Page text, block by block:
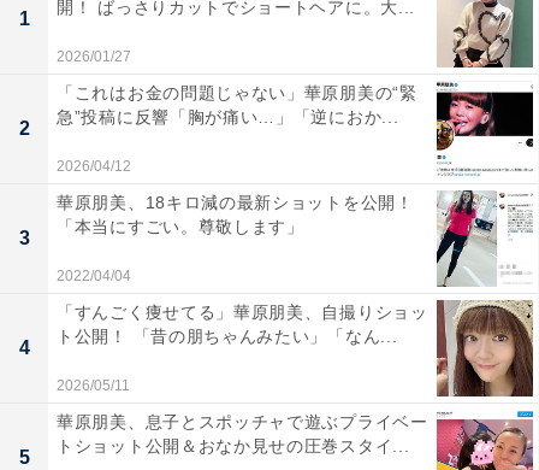
1
開！ ばっさりカットでショートヘアに。大...
2026/01/27
2
「これはお金の問題じゃない」華原朋美の“緊
急”投稿に反響「胸が痛い…」「逆におか...
2026/04/12
3
華原朋美、18キロ減の最新ショットを公開！
「本当にすごい。尊敬します」
2022/04/04
4
「すんごく痩せてる」華原朋美、自撮りショッ
ト公開！ 「昔の朋ちゃんみたい」「なん...
2026/05/11
5
華原朋美、息子とスポッチャで遊ぶプライベー
トショット公開＆おなか見せの圧巻スタイ...